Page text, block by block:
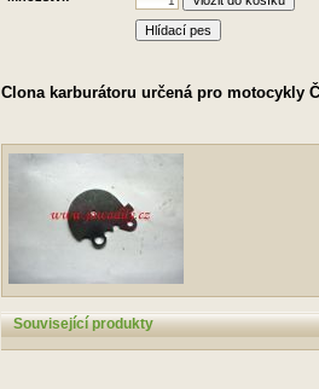
Hlídací pes
Clona karburátoru určená pro motocykly
Související produkty